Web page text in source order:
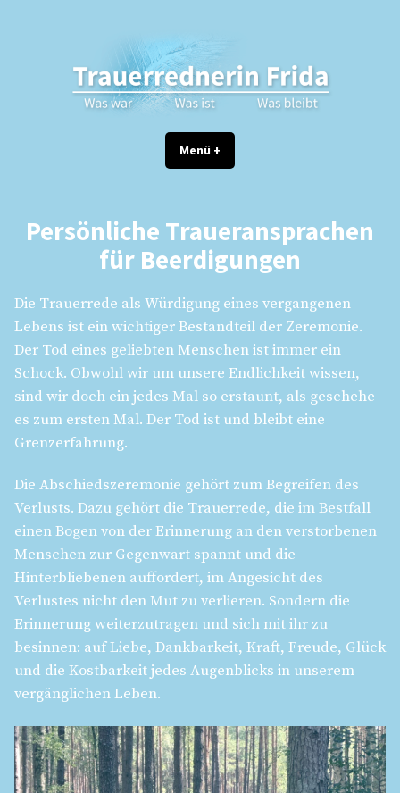
Trauerrednerin Frida
Persönliche Traueransprachen für Beerdigungen in Berlin
Menü +
Persönliche Traueransprachen
für Beerdigungen
Die Trauerrede als Würdigung eines vergangenen
Lebens ist ein wichtiger Bestandteil der Zeremonie.
Der Tod eines geliebten Menschen ist immer ein
Schock. Obwohl wir um unsere Endlichkeit wissen,
sind wir doch ein jedes Mal so erstaunt, als geschehe
es zum ersten Mal. Der Tod ist und bleibt eine
Grenzerfahrung.
Die Abschiedszeremonie gehört zum Begreifen des
Verlusts. Dazu gehört die Trauerrede, die im Bestfall
einen Bogen von der Erinnerung an den verstorbenen
Menschen zur Gegenwart spannt und die
Hinterbliebenen auffordert, im Angesicht des
Verlustes nicht den Mut zu verlieren. Sondern die
Erinnerung weiterzutragen und sich mit ihr zu
besinnen: auf Liebe, Dankbarkeit, Kraft, Freude, Glück
und die Kostbarkeit jedes Augenblicks in unserem
vergänglichen Leben.